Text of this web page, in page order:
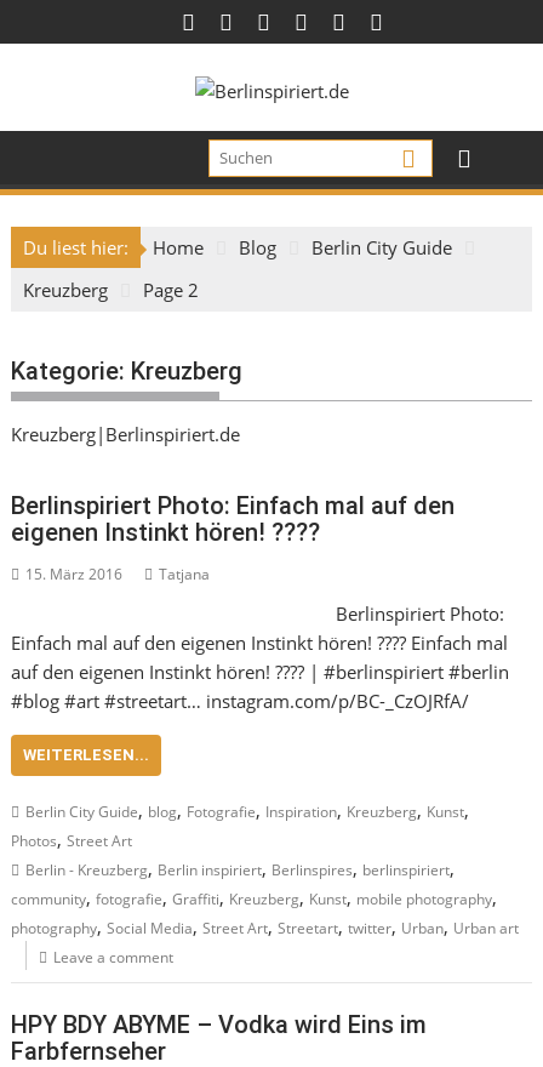
to
Du liest hier: Home Blog
Berlin City Guide
Kreuzberg
Page 2
Kategorie: Kreuzberg
Kreuzberg|Berlinspiriert.de
Berlinspiriert Photo: Einfach mal auf den
eigenen Instinkt hören! ????
15. März 2016 Tatjana
Berlinspiriert Photo:
Einfach mal auf den eigenen Instinkt hören! ???? Einfach mal
auf den eigenen Instinkt hören! ???? | #berlinspiriert #berlin
#blog #art #streetart… instagram.com/p/BC-_CzOJRfA/
WEITERLESEN...
Berlin City Guide, blog, Fotografie, Inspiration, Kreuzberg, Kunst,
Photos,Street Art
Berlin - Kreuzberg, Berlin inspiriert, Berlinspires, berlinspiriert,
community,fotografie,Graffiti, Kreuzberg, Kunst, mobile photography,
photography,Social Media,Street Art,Streetart,twitter, Urban, Urban art
Leave a comment
HPY BDY ABYME – Vodka wird Eins im
Farbfernseher